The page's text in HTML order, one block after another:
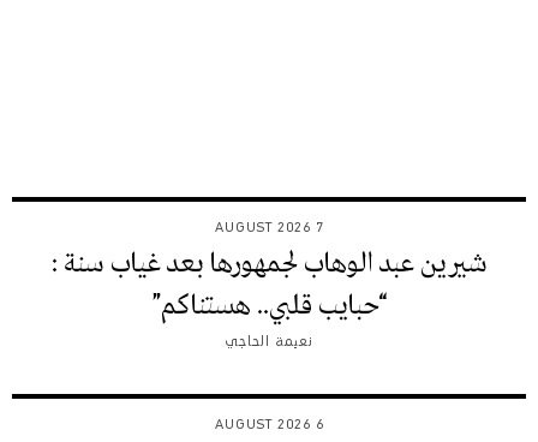
7 AUGUST 2026
شيرين عبد الوهاب لجمهورها بعد غياب سنة :
“حبايب قلبي.. هستناكم”
نعيمة الحاجي
6 AUGUST 2026